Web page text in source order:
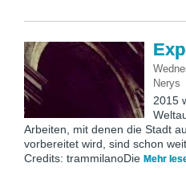
Nerys
2015
Arbeiten, mit denen die Stadt
vorbereitet wird, sind schon
Credits: trammilanoDie Mehr